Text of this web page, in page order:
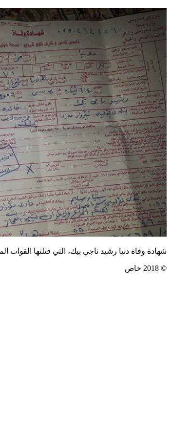
شهادة وفاة دنيا رشيد ناجي بيك، التي قتلتها القوات
© 2018 خاص